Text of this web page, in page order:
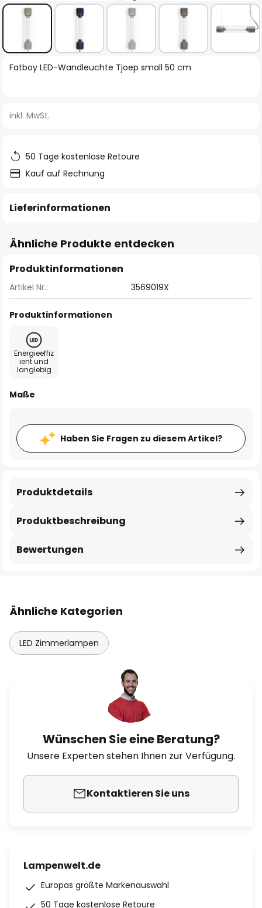
Zum
Anfang
springen
Fatboy LED-Wandleuchte Tjoep small 50 cm
inkl. MwSt.
50 Tage kostenlose Retoure
Kauf auf Rechnung
Lieferinformationen
Ähnliche Produkte entdecken
Produktinformationen
Artikel Nr.: 3569019X
Produktinformationen
Energieeffiz
ient und
langlebig
Maße
Haben Sie Fragen zu diesem Artikel?
Produktbeschreibung
Produktdetails
Bewertungen
Ähnliche Kategorien
LED Zimmerlampen
Wünschen Sie eine Beratung?
Unsere Experten stehen Ihnen zur Verfügung.
Kontaktieren Sie uns
Lampenwelt.de
Europas größte Markenauswahl
50 Tage kostenlose Retoure